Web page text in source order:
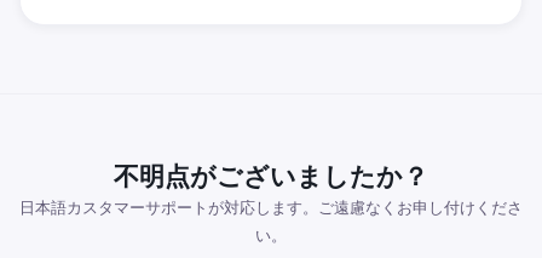
不明点がございましたか？
日本語カスタマーサポートが対応します。ご遠慮なくお申し付けくださ
い。